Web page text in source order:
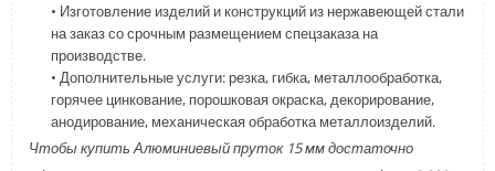
• Изготовление изделий и конструкций из нержавеющей стали
на заказ со срочным размещением спецзаказа на
производстве.
• Дополнительные услуги: резка, гибка, металлообработка,
горячее цинкование, порошковая окраска, декорирование,
анодирование, механическая обработка металлоизделий.
Чтобы купить Алюминиевый пруток 15 мм достаточно